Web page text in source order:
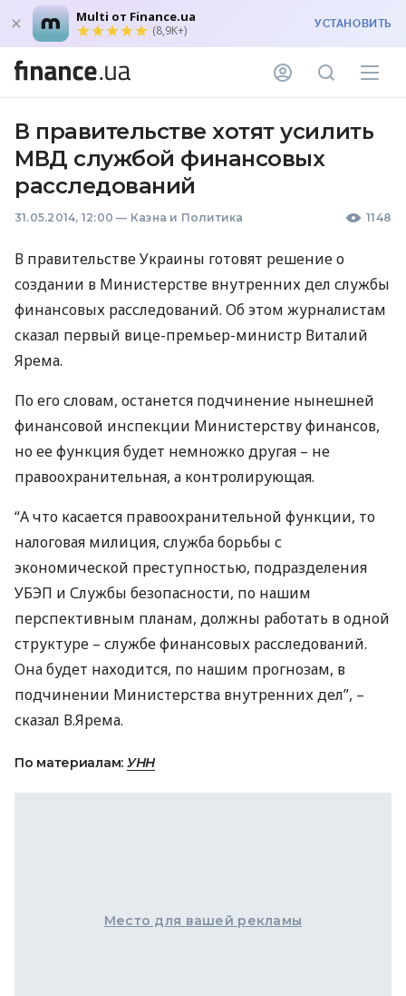
Multi от Finance.ua
(8,9K+) УСТАНОВИТЬ
В правительстве хотят усилить
МВД службой финансовых
расследований
31.05.2014, 12:00 — Казна и Политика 1148
В правительстве Украины готовят решение о
создании в Министерстве внутренних дел службы
финансовых расследований. Об этом журналистам
сказал первый вице-премьер-министр Виталий
Ярема.
По его словам, останется подчинение нынешней
финансовой инспекции Министерству финансов,
но ее функция будет немножко другая – не
правоохранительная, а контролирующая.
“А что касается правоохранительной функции, то
налоговая милиция, служба борьбы с
экономической преступностью, подразделения
УБЭП и Службы безопасности, по нашим
перспективным планам, должны работать в одной
структуре – службе финансовых расследований.
Она будет находится, по нашим прогнозам, в
подчинении Министерства внутренних дел”, –
сказал В.Ярема.
По материалам: УНН
Место для вашей рекламы